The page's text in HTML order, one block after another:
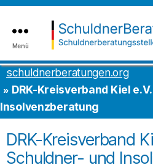
Inhalt
springen
to
the
content
Menü
schuldnerberatungen.org
DRK-Kreisverband Kiel
Insolvenzberatung
DRK-Kreisverband
Schuldner- und